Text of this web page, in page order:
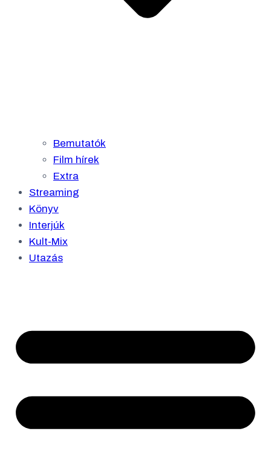
Bemutatók
Film hírek
Extra
Streaming
Könyv
Interjúk
Kult-Mix
Utazás